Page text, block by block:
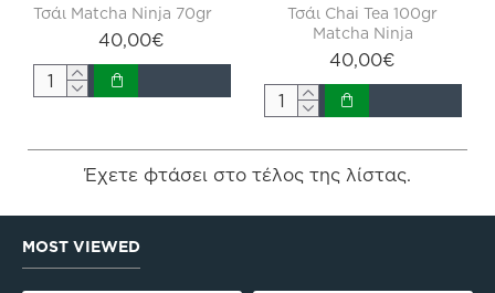
Τσάι Matcha Ninja 70gr
40,00€
Τσάι Chai Tea 100gr
Matcha Ninja
40,00€
Έχετε φτάσει στο τέλος της λίστας.
MOST VIEWED